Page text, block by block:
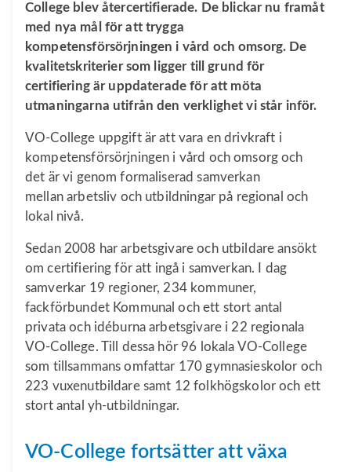
College blev återcertifierade. De blickar nu framåt
med nya mål för att trygga
kompetensförsörjningen i vård och omsorg. De
kvalitetskriterier som ligger till grund för
certifiering är uppdaterade för att möta
utmaningarna utifrån den verklighet vi står inför.
VO-College uppgift är att vara en drivkraft i
kompetensförsörjningen i vård och omsorg och
det är vi genom formaliserad samverkan
mellan arbetsliv och utbildningar på regional och
lokal nivå.
Sedan 2008 har arbetsgivare och utbildare ansökt
om certifiering för att ingå i samverkan. I dag
samverkar 19 regioner, 234 kommuner,
fackförbundet Kommunal och ett stort antal
privata och idéburna arbetsgivare i 22 regionala
VO-College. Till dessa hör 96 lokala VO-College
som tillsammans omfattar 170 gymnasieskolor och
223 vuxenutbildare samt 12 folkhögskolor och ett
stort antal yh-utbildningar.
VO-College fortsätter att växa